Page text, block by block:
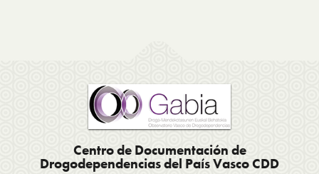
Centro de Documentación de
Drogodependencias del País Vasco CDD